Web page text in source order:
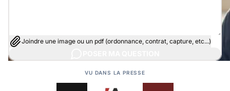
Joindre une image ou un pdf (ordonnance, contrat, capture, etc...)
VU DANS LA PRESSE